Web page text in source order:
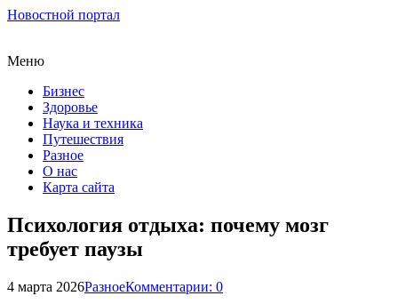
Новостной портал
Меню
Бизнес
Здоровье
Наука и техника
Путешествия
Разное
О нас
Карта сайта
Психология отдыха: почему мозг
требует паузы
4 марта 2026РазноеКомментарии: 0